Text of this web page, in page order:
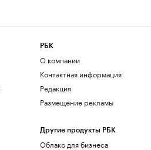
РБК
О компании
Контактная информация
Редакция
Размещение рекламы
Другие продукты РБК
Облако для бизнеса